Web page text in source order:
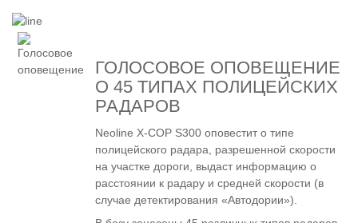
ГОЛОСОВОЕ ОПОВЕЩЕНИЕ
О 45 ТИПАХ ПОЛИЦЕЙСКИХ
РАДАРОВ
Neoline X-COP S300 оповестит о типе
полицейского радара, разрешенной скорости
на участке дороги, выдаст информацию о
расстоянии к радару и средней скорости (в
случае детектирования «Автодории»).